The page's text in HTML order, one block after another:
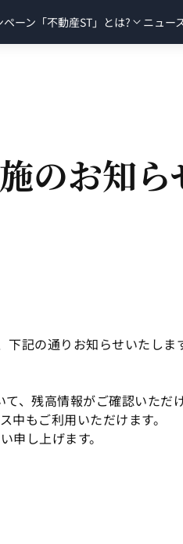
ペーン 「不動産ST」とは? ニュー
のお知
記の通りお知らせいたしま
、残高情報がご確認いただ
もご利用いただけます。
申し上げます。